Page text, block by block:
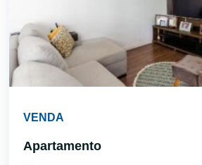
VENDA
Apartamento